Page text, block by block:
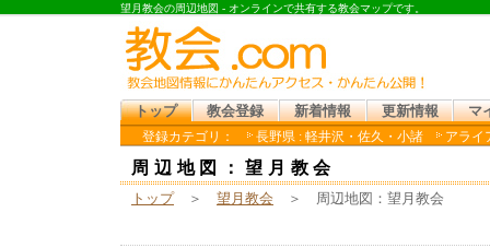
望月教会の周辺地図 - オンラインで共有する教会マップです。
トップ 教会登録 新着情報 更新情報
マ
登録カテゴリ：
長野県 : 軽井沢・佐久・小諸 アライ
周辺地図：望月教会
トップ ＞ 望月教会 ＞ 周辺地図：望月教会